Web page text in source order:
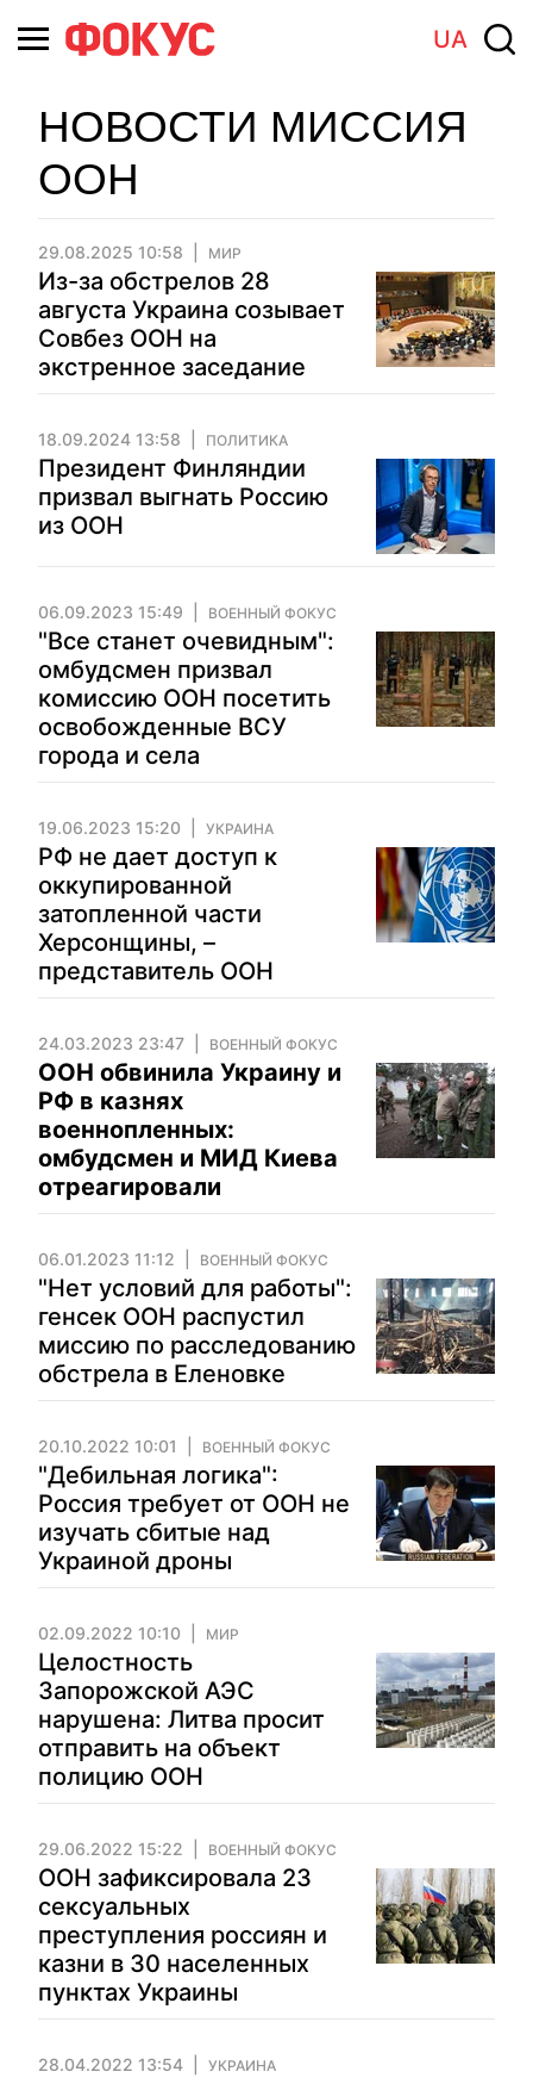
UA
НОВОСТИ МИССИЯ
ООН
29.08.2025 10:58 МИР
Из-за обстрелов 28
августа Украина созывает
Совбез ООН на
экстренное заседание
18.09.2024 13:58 ПОЛИТИКА
Президент Финляндии
призвал выгнать Россию
из ООН
06.09.2023 15:49 ВОЕННЫЙ ФОКУС
"Все станет очевидным":
омбудсмен призвал
комиссию ООН посетить
освобожденные ВСУ
города и села
19.06.2023 15:20 УКРАИНА
РФ не дает доступ к
оккупированной
затопленной части
Херсонщины, –
представитель ООН
24.03.2023 23:47 ВОЕННЫЙ ФОКУС
ООН обвинила Украину и
РФ в казнях
военнопленных:
омбудсмен и МИД Киева
отреагировали
06.01.2023 11:12 ВОЕННЫЙ ФОКУС
"Нет условий для работы":
генсек ООН распустил
миссию по расследованию
обстрела в Еленовке
20.10.2022 10:01 ВОЕННЫЙ ФОКУС
"Дебильная логика":
Россия требует от ООН не
изучать сбитые над
Украиной дроны
02.09.2022 10:10 МИР
Целостность
Запорожской АЭС
нарушена: Литва просит
отправить на объект
полицию ООН
29.06.2022 15:22 ВОЕННЫЙ ФОКУС
ООН зафиксировала 23
сексуальных
преступления россиян и
казни в 30 населенных
пунктах Украины
28.04.2022 13:54 УКРАИНА